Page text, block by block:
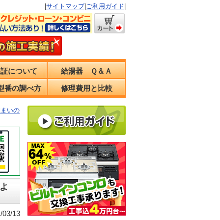
サイトマップ| ご利用ガイド
について 給湯器 Ｑ＆Ａ
番の調べ方 修理費用と比較
いの
03/13